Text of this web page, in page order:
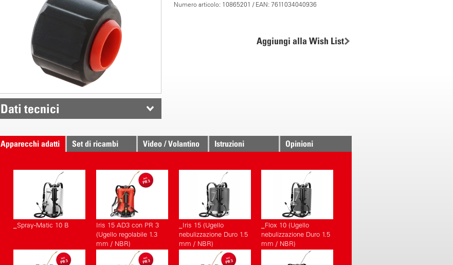
Numero articolo: 10865201 / EAN: 7611034040936
Aggiungi alla Wish List
Dati tecnici
Apparecchi adatti Set di ricambi Video / Volantino Istruzioni Opinioni
_Spray-Matic 10 B
Iris 15 AD3 con PR 3
(Ugello regolabile 1.3
mm / NBR)
_Iris 15 (Ugello
nebulizzazione Duro 1.5
mm / NBR)
_Flox 10 (Ugello
nebulizzazione Duro 1.5
mm / NBR)